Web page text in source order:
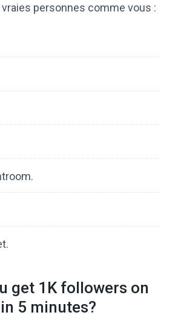
personnes comme vous :
get 1K followers on
5 minutes?